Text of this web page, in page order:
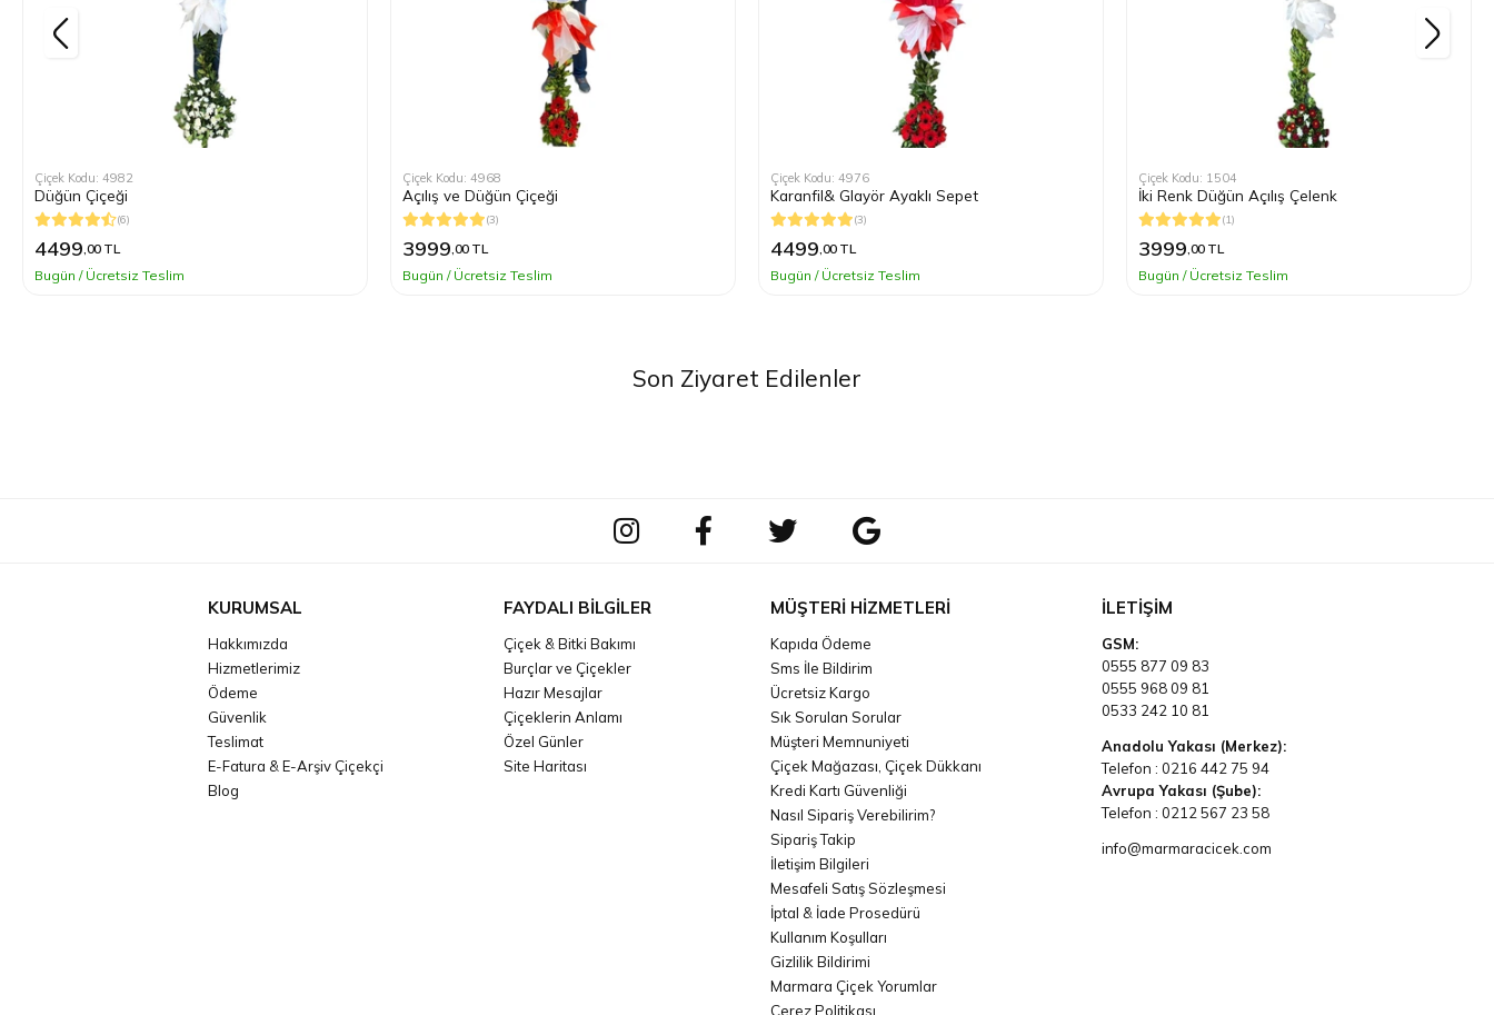
Çiçek Kodu: 4982
Düğün Çiçeği
(6)
4499,00 TL
Bugün / Ücretsiz Teslim
Çiçek Kodu: 4968
Açılış ve Düğün Çiçeği
(3)
3999,00 TL
Bugün / Ücretsiz Teslim
Çiçek Kodu: 4976
Karanfil& Glayör Ayaklı Sepet
(3)
4499,00 TL
Bugün / Ücretsiz Teslim
Çiçek Kodu: 1504
İki Renk Düğün Açılış Çelenk
(1)
3999,00 TL
Bugün / Ücretsiz Teslim
Son Ziyaret Edilenler
KURUMSAL
Hakkımızda
Hizmetlerimiz
Ödeme
Güvenlik
Teslimat
E-Fatura & E-Arşiv Çiçekçi
Blog
FAYDALI BILGILER
Çiçek & Bitki Bakımı
Burçlar ve Çiçekler
Hazır Mesajlar
Çiçeklerin Anlamı
Özel Günler
Site Haritası
MÜŞTERI HIZMETLERI
Kapıda Ödeme
Sms İle Bildirim
Ücretsiz Kargo
Sık Sorulan Sorular
Müşteri Memnuniyeti
Çiçek Mağazası, Çiçek Dükkanı
Kredi Kartı Güvenliği
Nasıl Sipariş Verebilirim?
Sipariş Takip
İletişim Bilgileri
Mesafeli Satış Sözleşmesi
İptal & İade Prosedürü
Kullanım Koşulları
Gizlilik Bildirimi
Marmara Çiçek Yorumlar
Çerez Politikası
İLETIŞIM
GSM:
0555 877 09 83
0555 968 09 81
0533 242 10 81
Anadolu Yakası (Merkez):
Telefon : 0216 442 75 94
Avrupa Yakası (Şube):
Telefon : 0212 567 23 58
info@marmaracicek.com